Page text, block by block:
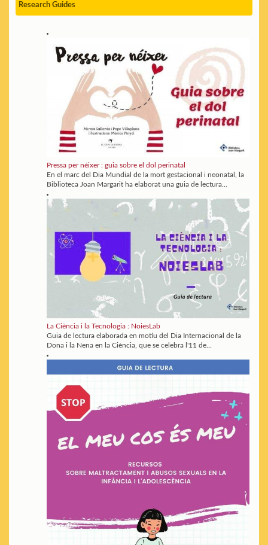
Research Guides
Pressa per néixer : guia sobre el dol perinatal
En el marc del Dia Mundial de la mort gestacional i neonatal, la
Biblioteca Joan Margarit ha elaborat una guia de lectura...
La Ciència i la Tecnologia : NoiesLab
Guia de lectura elaborada en motiu del Dia Internacional de la
Dona i la Nena en la Ciència, que se celebra l'11 de...